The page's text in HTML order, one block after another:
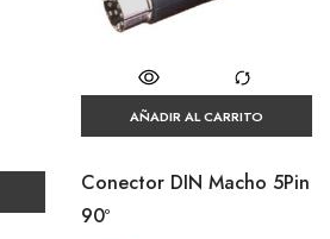
AÑADIR AL CARRITO
Conector DIN Macho 5Pin
90º